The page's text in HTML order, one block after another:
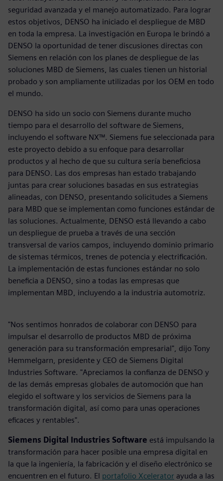
seguridad avanzada y el manejo automatizado. Para lograr
estos objetivos, DENSO ha iniciado el despliegue de MBD
en toda la empresa. La investigación en Europa le brindó a
DENSO la oportunidad de tener discusiones directas con
Siemens en relación con los planes de despliegue de las
soluciones MBD de Siemens, las cuales tienen un historial
probado y son ampliamente utilizadas por los OEM en todo
el mundo.
DENSO ha sido un socio con Siemens durante mucho
tiempo para el desarrollo del software de Siemens,
incluyendo el software NX™. Siemens fue seleccionada para
este proyecto debido a su enfoque para desarrollar
productos y al hecho de que su cultura sería beneficiosa
para DENSO. Las dos empresas han estado trabajando
juntas para crear soluciones basadas en sus estrategias
alineadas, con DENSO, presentando solicitudes a Siemens
para MBD que se implementan como funciones estándar de
las soluciones. Actualmente, DENSO está llevando a cabo
un despliegue de prueba a través de una sección
transversal de varios campos, incluyendo dominio primario
de sistemas térmicos, trenes de potencia y electrificación.
La implementación de estas funciones estándar no solo
beneficia a DENSO, sino a todas las empresas que
implementan MBD, incluyendo a la industria automotriz.
"Nos sentimos honrados de colaborar con DENSO para
impulsar el desarrollo de productos MBD de próxima
generación para su transformación empresarial", dijo Tony
Hemmelgarn, presidente y CEO de Siemens Digital
Industries Software. "Apreciamos la confianza de DENSO y
de las demás empresas globales de automoción que han
elegido el software y los servicios de Siemens para la
transformación digital, así como para unas operaciones
eficaces y rentables".
Siemens Digital Industries Software está impulsando la
transformación para hacer posible una empresa digital en
la que la ingeniería, la fabricación y el diseño electrónico se
encuentren en el futuro. El portafolio Xcelerator ayuda a las